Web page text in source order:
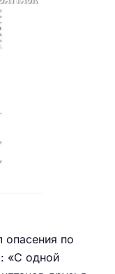
опасения по
«С одной